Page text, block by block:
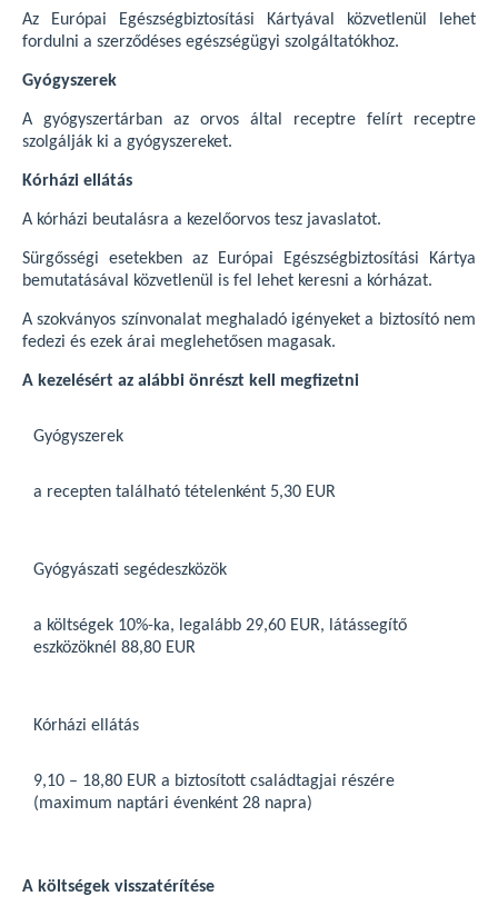
Az Európai Egészségbiztosítási Kártyával közvetlenül lehet
fordulni a szerződéses egészségügyi szolgáltatókhoz.
Gyógyszerek
A gyógyszertárban az orvos által receptre felírt receptre
szolgálják ki a gyógyszereket.
Kórházi ellátás
A kórházi beutalásra a kezelőorvos tesz javaslatot.
Sürgősségi esetekben az Európai Egészségbiztosítási Kártya
bemutatásával közvetlenül is fel lehet keresni a kórházat.
A szokványos színvonalat meghaladó igényeket a biztosító nem
fedezi és ezek árai meglehetősen magasak.
A kezelésért az alábbi önrészt kell megfizetni
Gyógyszerek
a recepten található tételenként 5,30 EUR
Gyógyászati segédeszközök
a költségek 10%-ka, legalább 29,60 EUR, látássegítő
eszközöknél 88,80 EUR
Kórházi ellátás
9,10 – 18,80 EUR a biztosított családtagjai részére
(maximum naptári évenként 28 napra)
A költségek visszatérítése